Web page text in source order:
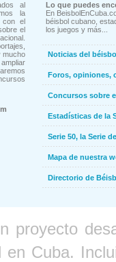
al
la
con el
el
mucho
Lo que puedes
En
béisbol cubano,
los juegos y más...
Noticias del
Foros, opiniones,
Concursos sobre
Estadísticas de la
Serie 50, la Serie
Mapa de nuestra
Directorio de
proyecto
en Cuba.